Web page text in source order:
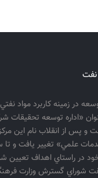
«اداره توسعه
و پس از انقلاب نام اين
در راستاي اهداف تعيين
با موافقت شوراي گسترش وزارت